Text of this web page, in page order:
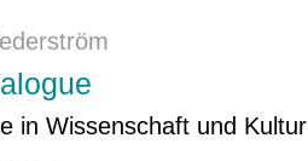
in Wissenschaft und Kultur